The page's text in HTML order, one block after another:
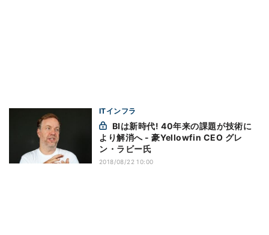
ITインフラ
より解消へ - 豪Yellowfin CEO グレ
ン・ラビー氏
2018/08/22 10:00